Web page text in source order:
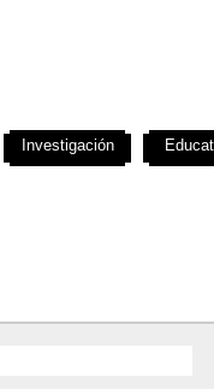
Investigación